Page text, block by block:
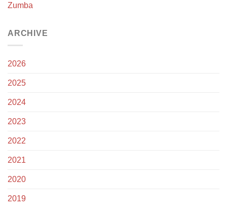
Zumba
ARCHIVE
2026
2025
2024
2023
2022
2021
2020
2019